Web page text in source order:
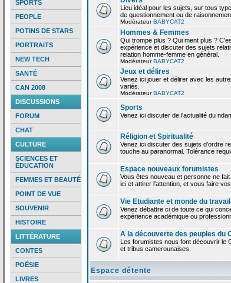
SPORTS
PEOPLE
POTINS DE STARS
PORTRAITS
NEW TECH
SANTÉ
CAN 2008
DISCUSSIONS
FORUM
CHAT
CULTURE
SCIENCES ET
ÉDUCATION
FEMMES ET BEAUTÉ
POINT DE VUE
SOUVENIR
HISTOIRE
LITTÉRATURE
CONTES
POÉSIE
LIVRES
Lieu idéal pour les sujets, sur tous
de questionnement ou de
ModérateurBABYCAT2
Hommes & Femmes
Qui trompe plus ? Qui ment plus ?
expérience et discuter des sujets
relation homme-femme en général.
ModérateurBABYCAT2
Jeux et délires
Venez ici jouer et délirer avec les
variés.
ModérateurBABYCAT2
Sports
Venez ici discuter de l'actualité du
Réligion et Spiritualité
Venez ici discuter des sujets d'ordre
touche au paranormal. Tolérance
Espace nouveaux forumistes
Vous êtes nouveau et personne ne
ici et attirer l'attention, et vous faire
Vie Etudiante et monde du travail
Venez débattre ci de toute ce qui
expérience académique ou
A la découverte des peuples du
Les forumistes nous font découvrir le
et tribus camerounaises.
Espace détente